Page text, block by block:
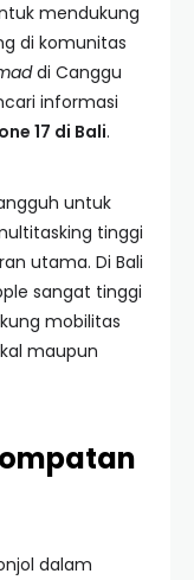
mendukung
di komunitas
di Canggu
informasi
17 di Bali.
untuk
tinggi
utama. Di Bali
sangat tinggi
mobilitas
maupun
dalam